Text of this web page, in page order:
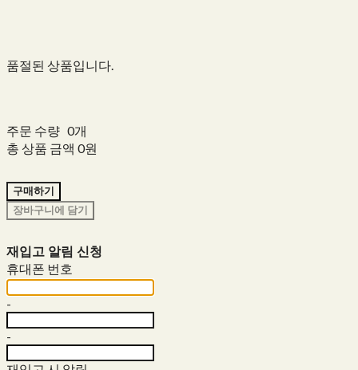
품절된 상품입니다.
주문 수량 0개
총 상품 금액 0원
구매하기
장바구니에 담기
재입고 알림 신청
휴대폰 번호
-
-